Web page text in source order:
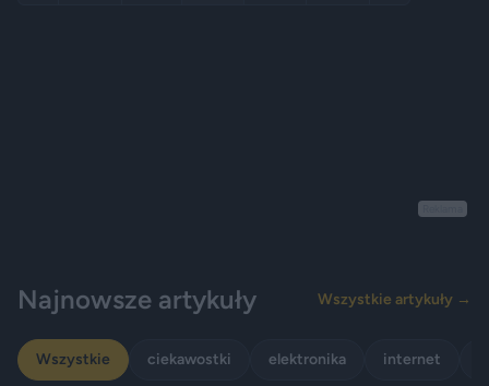
Najnowsze artykuły Wszystkie artykuły →
Wszystkie ciekawostki elektronika internet